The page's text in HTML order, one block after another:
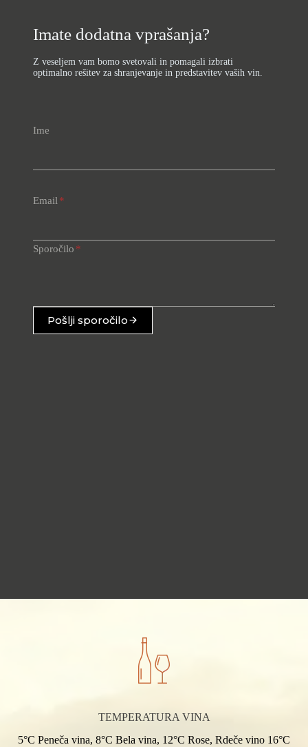
Imate dodatna vprašanja?
Z veseljem vam bomo svetovali in pomagali izbrati
optimalno rešitev za shranjevanje in predstavitev vaših vin.
Ime
Email *
Sporočilo *
Pošlji sporočilo
TEMPERATURA VINA
5°C Peneča vina, 8°C Bela vina, 12°C Rose, Rdeče vino 16°C